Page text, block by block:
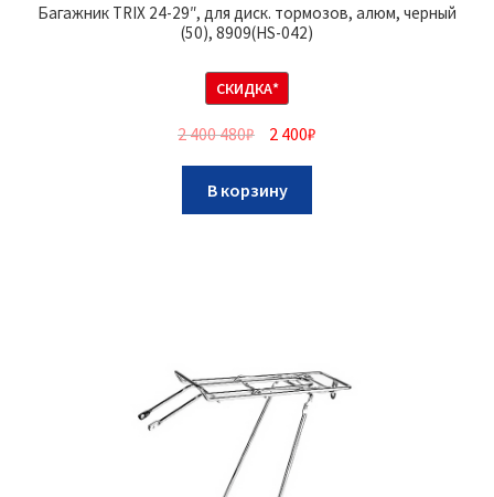
Багажник TRIX 24-29″, для диск. тормозов, алюм, черный
(50), 8909(HS-042)
СКИДКА*
2 400 480₽ 2 400₽
В корзину